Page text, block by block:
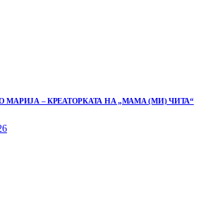
МАРИЈА – КРЕАТОРКАТА НА „МАМА (МИ) ЧИТА“